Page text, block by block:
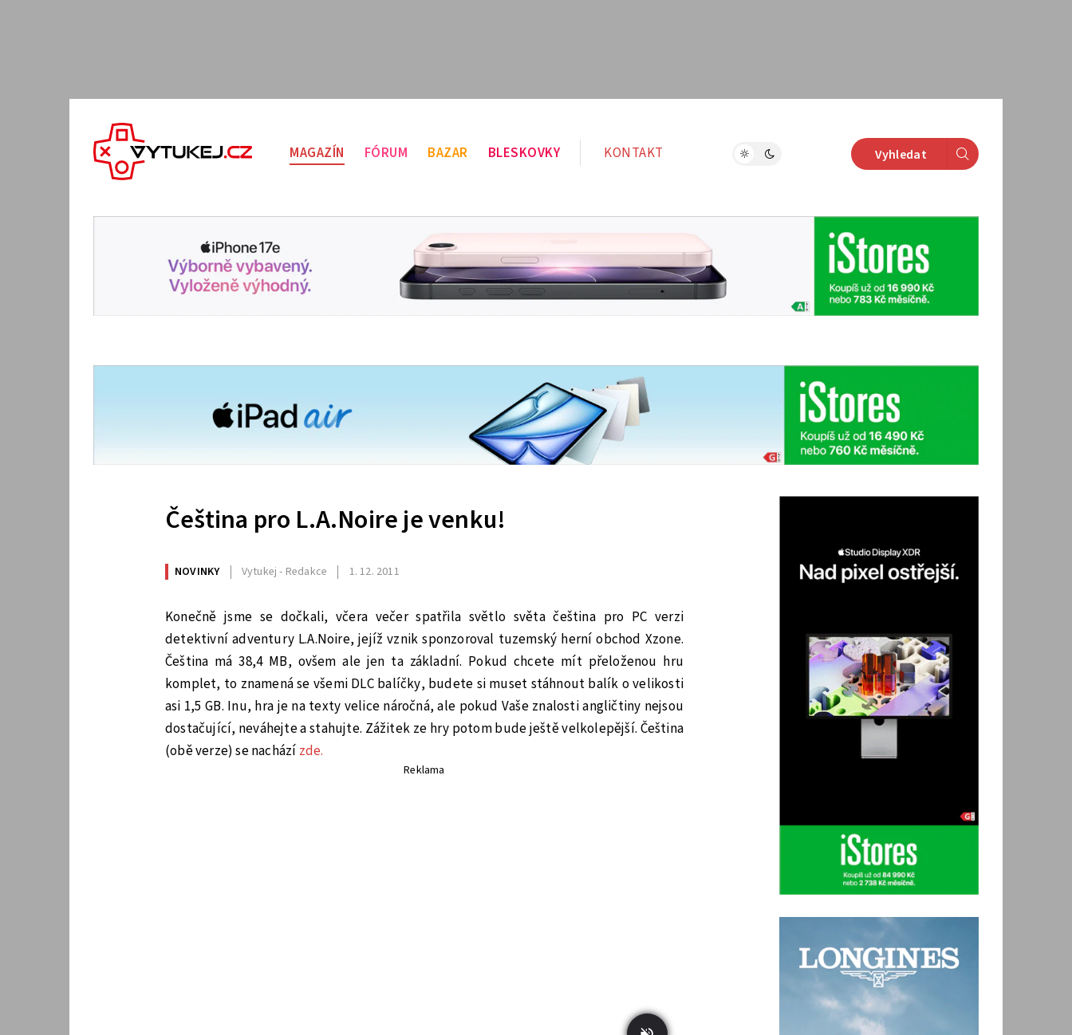
MAGAZÍN FÓRUM BAZAR BLESKOVKY KONTAKT Vyhledat
Čeština pro L.A.Noire je venku!
NOVINKY Vytukej - Redakce 1. 12. 2011
Konečně jsme se dočkali, včera večer spatřila světlo světa čeština pro PC verzi
detektivní adventury L.A.Noire, jejíž vznik sponzoroval tuzemský herní obchod Xzone.
Čeština má 38,4 MB, ovšem ale jen ta základní. Pokud chcete mít přeloženou hru
komplet, to znamená se všemi DLC balíčky, budete si muset stáhnout balík o velikosti
asi 1,5 GB. Inu, hra je na texty velice náročná, ale pokud Vaše znalosti angličtiny nejsou
dostačující, neváhejte a stahujte. Zážitek ze hry potom bude ještě velkolepější. Čeština
(obě verze) se nachází zde.
Reklama